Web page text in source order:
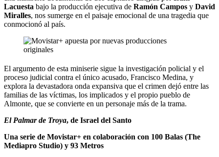
Lacuesta bajo la producción ejecutiva de Ramón Campos y David
Miralles, nos sumerge en el paisaje emocional de una tragedia que
conmocionó al país.
El argumento de esta miniserie sigue la investigación policial y el
proceso judicial contra el único acusado, Francisco Medina, y
explora la devastadora onda expansiva que el crimen dejó entre las
familias de las víctimas, los implicados y el propio pueblo de
Almonte, que se convierte en un personaje más de la trama.
El Palmar de Troya, de Israel del Santo
Una serie de Movistar+ en colaboración con 100 Balas (The
Mediapro Studio) y 93 Metros